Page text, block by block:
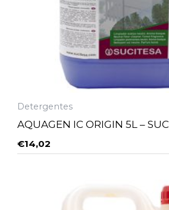
Detergentes
AQUAGEN IC ORIGIN 5L –
€14,02